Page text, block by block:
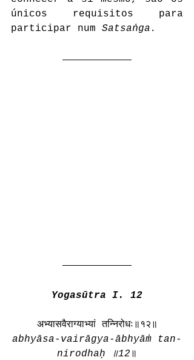
únicos requisitos para
participar num Satsaṅga.
Yogasūtra I. 12
अभ्यासवैराग्याभ्यां तन्निरोधः॥१२॥
abhyāsa-vairāgya-ābhyāṁ tan-
nirodhaḥ ॥12 ॥